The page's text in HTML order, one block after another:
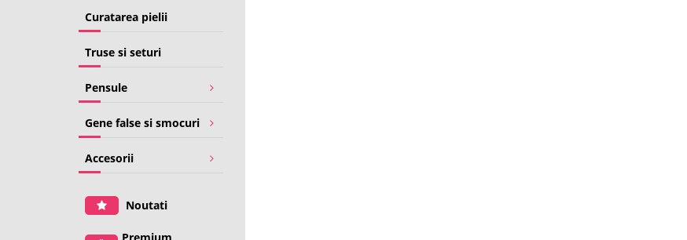
Curatarea pielii
Truse si seturi
Pensule
Gene false si smocuri
Accesorii
Noutati